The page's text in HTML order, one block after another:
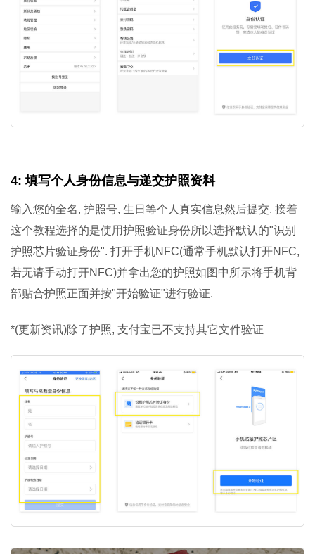
4: 填写个人身份信息与递交护照资料
输入您的全名, 护照号, 生日等个人真实信息然后提交. 接着
这个教程选择的是使用护照验证身份所以选择默认的"识别
护照芯片验证身份". 打开手机NFC(通常手机默认打开NFC,
若无请手动打开NFC)并拿出您的护照如图中所示将手机背
部贴合护照正面并按"开始验证"进行验证.
*(更新资讯)除了护照, 支付宝已不支持其它文件验证